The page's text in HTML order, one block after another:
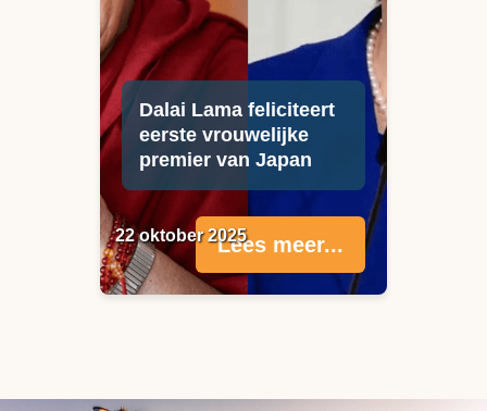
22 oktober 2025
Dalai Lama feliciteert
eerste vrouwelijke
premier van Japan
Lees meer...